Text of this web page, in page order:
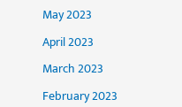
May 2023
April 2023
March 2023
February 2023